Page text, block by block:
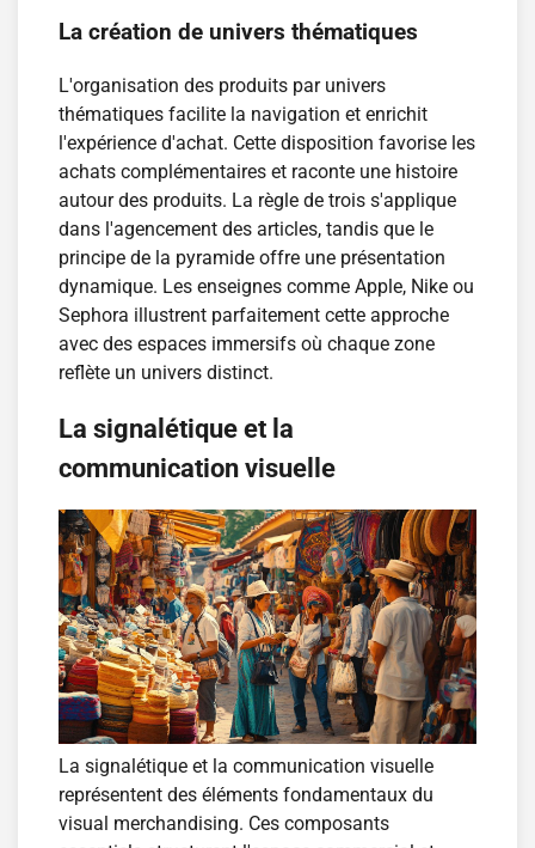
La création de univers thématiques
L'organisation des produits par univers
thématiques facilite la navigation et enrichit
l'expérience d'achat. Cette disposition favorise les
achats complémentaires et raconte une histoire
autour des produits. La règle de trois s'applique
dans l'agencement des articles, tandis que le
principe de la pyramide offre une présentation
dynamique. Les enseignes comme Apple, Nike ou
Sephora illustrent parfaitement cette approche
avec des espaces immersifs où chaque zone
reflète un univers distinct.
La signalétique et la
communication visuelle
La signalétique et la communication visuelle
représentent des éléments fondamentaux du
visual merchandising. Ces composants